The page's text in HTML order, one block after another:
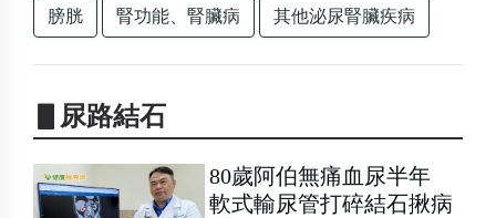
膀胱 腎功能、腎臟病 其他泌尿腎臟疾病
▋尿路結石
80歲阿伯無痛血尿半年
軟式輸尿管打碎結石揪病